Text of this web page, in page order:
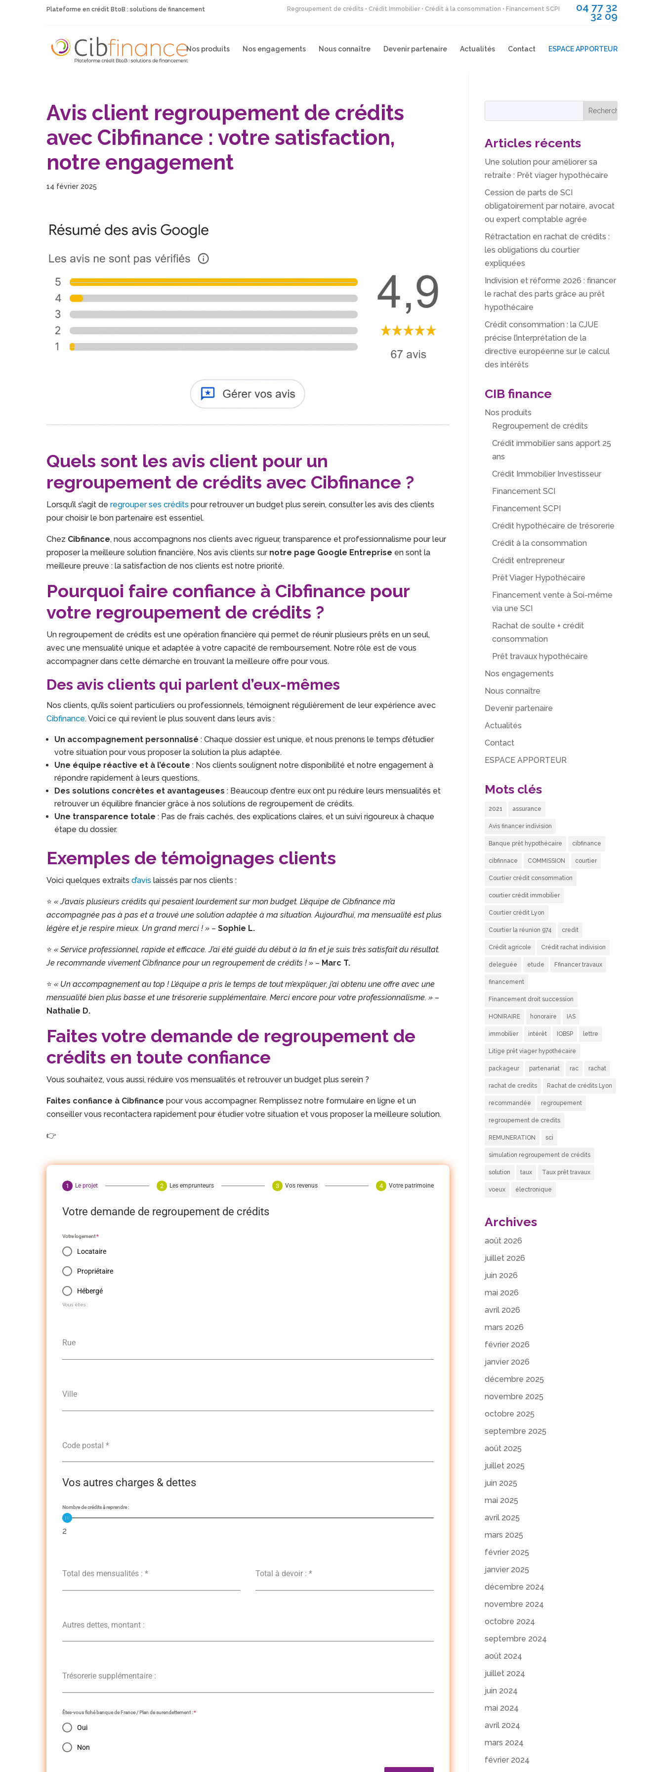
Plateforme en crédit BtoB : solutions de financement Regroupement de crédits • Crédit Immobilier • Crédit à la consommation • Financement SCPI 04 77 32
32 09
Nos produits Nos engagements Nous connaître Devenir partenaire Actualités Contact ESPACE APPORTEUR
Avis client regroupement de crédits
avec Cibfinance : votre satisfaction,
notre engagement
14 février 2025
Quels sont les avis client pour un
regroupement de crédits avec Cibfinance ?
Lorsqu’il s’agit deregrouper ses crédits pour retrouver un budget plus serein, consulter les avis des clients
pour choisir le bon partenaire est essentiel.
Chez Cibfinance, nous accompagnons nos clients avec rigueur, transparence et professionnalisme pour leur
proposer la meilleure solution financière. Nos avis clients sur notre page Google Entreprise en sont la
meilleure preuve : la satisfaction de nos clients est notre priorité.
Pourquoi faire confiance à Cibfinance pour
votre regroupement de crédits ?
Un regroupement de crédits est une opération financière qui permet de réunir plusieurs prêts en un seul,
avec une mensualité unique et adaptée à votre capacité de remboursement. Notre rôle est de vous
accompagner dans cette démarche en trouvant la meilleure offre pour vous.
Des avis clients qui parlent d’eux-mêmes
Nos clients, qu’ils soient particuliers ou professionnels, témoignent régulièrement de leur expérience avec
Cibfinance. Voici ce qui revient le plus souvent dans leurs avis :
Un accompagnement personnalisé : Chaque dossier est unique, et nous prenons le temps d’étudier
votre situation pour vous proposer la solution la plus adaptée.
Une équipe réactive et à l’écoute : Nos clients soulignent notre disponibilité et notre engagement à
répondre rapidement à leurs questions.
Des solutions concrètes et avantageuses : Beaucoup d’entre eux ont pu réduire leurs mensualités et
retrouver un équilibre financier grâce à nos solutions de regroupement de crédits.
Une transparence totale : Pas de frais cachés, des explications claires, et un suivi rigoureux à chaque
étape du dossier.
Exemples de témoignages clients
Voici quelques extraitsd’avis laissés par nos clients :
⭐« J’avais plusieurs crédits qui pesaient lourdement sur mon budget. L’équipe de Cibfinance m’a
accompagnée pas à pas et a trouvé une solution adaptée à ma situation. Aujourd’hui, ma mensualité est plus
légère et je respire mieux. Un grand merci ! » –Sophie L.
⭐« Service professionnel, rapide et efficace. J’ai été guidé du début à la fin et je suis très satisfait du résultat.
Je recommande vivement Cibfinance pour un regroupement de crédits ! » – Marc T.
⭐« Un accompagnement au top ! L’équipe a pris le temps de tout m’expliquer, j’ai obtenu une offre avec une
mensualité bien plus basse et une trésorerie supplémentaire. Merci encore pour votre professionnalisme. » –
Nathalie D.
Faites votre demande de regroupement de
crédits en toute confiance
Vous souhaitez, vous aussi, réduire vos mensualités et retrouver un budget plus serein ?
Faites confiance à Cibfinance pour vous accompagner. Remplissez notre formulaire en ligne et un
conseiller vous recontactera rapidement pour étudier votre situation et vous proposer la meilleure solution.
👉
Le projet Les emprunteurs Vos revenus Votre patrimoine
Votre demande de regroupement de crédits
Votre logement*
Locataire
Propriétaire
Hébergé
Vous êtes :
Rue
Ville
Code postal*
Vos autres charges & dettes
Nombre de crédits à reprendre :
2
Total des mensualités :* Total à devoir :*
Autres dettes, montant :
Trésorerie supplémentaire :
Êtes-vous fiché banque de France / Plan de surendettement :*
Oui
Non
Articles récents
Une solution pour améliorer sa
retraite : Prêt viager hypothécaire
Cession de parts de SCI
obligatoirement par notaire, avocat
ou expert comptable agrée
Rétractation en rachat de crédits :
les obligations du courtier
expliquées
Indivision et réforme 2026 : financer
le rachat des parts grâce au prêt
hypothécaire
Crédit consommation : la CJUE
précise l’interprétation de la
directive européenne sur le calcul
des intérêts
CIB finance
Nos produits
Regroupement de crédits
Crédit immobilier sans apport 25
ans
Crédit Immobilier Investisseur
Financement SCI
Financement SCPI
Crédit hypothécaire de trésorerie
Crédit à la consommation
Crédit entrepreneur
Prêt Viager Hypothécaire
Financement vente à Soi-même
via une SCI
Rachat de soulte + crédit
consommation
Prêt travaux hypothécaire
Nos engagements
Nous connaître
Devenir partenaire
Actualités
Contact
ESPACE APPORTEUR
Mots clés
2021 assurance
Avis financer indivision
Banque prêt hypothécaire cibfinance
cibfinnace COMMISSION courtier
Courtier crédit consommation
courtier crédit immobilier
Courtier crédit Lyon
Courtier la réunion 974 credit
Crédit agricole Crédit rachat indivision
deleguée etude Ffinancer travaux
financement
Financement droit succession
HONIRAIRE honoraire IAS
immobilier intérêt IOBSP lettre
Litige prêt viager hypothécaire
packageur partenariat rac rachat
rachat de credits Rachat de crédits Lyon
recommandée regroupement
regroupement de credits
REMUNERATION sci
simulation regroupement de crédits
solution taux Taux prêt travaux
voeux électronique
Archives
août 2026
juillet 2026
juin 2026
mai 2026
avril 2026
mars 2026
février 2026
janvier 2026
décembre 2025
novembre 2025
octobre 2025
septembre 2025
août 2025
juillet 2025
juin 2025
mai 2025
avril 2025
mars 2025
février 2025
janvier 2025
décembre 2024
novembre 2024
octobre 2024
septembre 2024
août 2024
juillet 2024
juin 2024
mai 2024
avril 2024
mars 2024
février 2024